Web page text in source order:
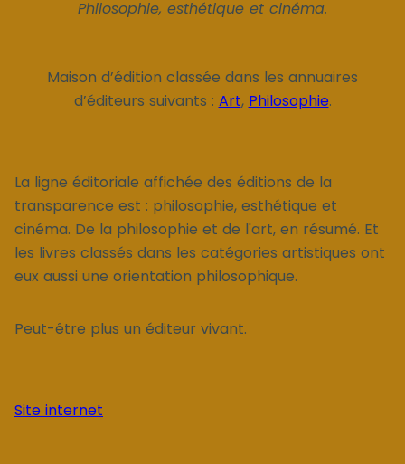
Philosophie, esthétique et cinéma.
Maison d’édition classée dans les annuaires
d’éditeurs suivants : Art, Philosophie.
La ligne éditoriale affichée des éditions de la
transparence est : philosophie, esthétique et
cinéma. De la philosophie et de l'art, en résumé. Et
les livres classés dans les catégories artistiques ont
eux aussi une orientation philosophique.
Peut-être plus un éditeur vivant.
Site internet